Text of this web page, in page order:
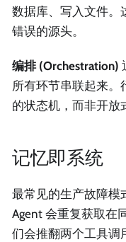
数据库、写入文件。
错误的源头。
编排 (Orchestration)
所有环节串联起来。
的状态机，而非开放
记忆即系统
最常见的生产故障模
Agent 会重复获取在
们会推翻两个工具调